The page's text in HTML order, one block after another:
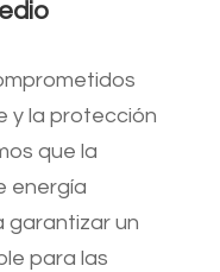
y la protección
que la
energía
garantizar un
para las